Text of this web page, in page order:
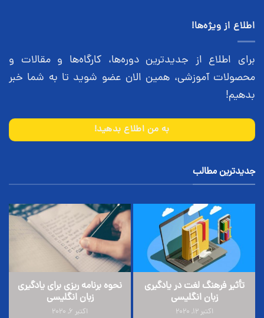
اطلاع از ویژه‌ها!
برای اطلاع از جدیدترین دوره‌ها، کارگاه‌ها و مقالات و
محصولات آموزشی، همین الان عضو شوید تا به شما خبر
بدهیم!
به من اطلاع بدهید!
جدیدترین مطالب
تأثیر فرهنگ لغت در یادگیری
زبان انگلیسی
اکتبر 12, 2020
نحوه برنامه ریزی برای یادگیری
زبان انگلیسی
اکتبر 6, 2020